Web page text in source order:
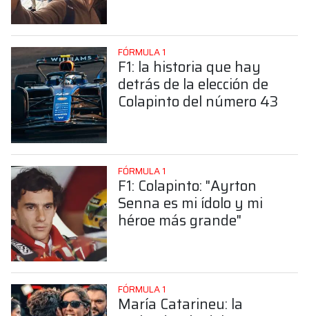
FÓRMULA 1
F1: la historia que hay
detrás de la elección de
Colapinto del número 43
FÓRMULA 1
F1: Colapinto: "Ayrton
Senna es mi ídolo y mi
héroe más grande"
FÓRMULA 1
María Catarineu: la